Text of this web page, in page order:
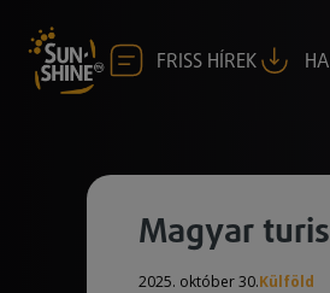
FRISS HÍREK
Magyar
2025. október 30.Külföld